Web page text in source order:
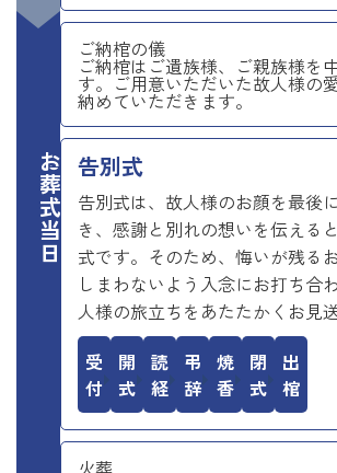
お葬式当日
ご納棺の儀
ご納棺はご遺族様、ご親族様を
す。ご用意いただいた故人様の
納めていただきます。
告別式
告別式は、故人様のお顔を最後
き、感謝と別れの想いを伝える
式です。そのため、悔いが残る
しまわないよう入念にお打ち合
人様の旅立ちをあたたかくお見
受付 開式 読経 弔辞 焼香 閉式 出棺
火葬